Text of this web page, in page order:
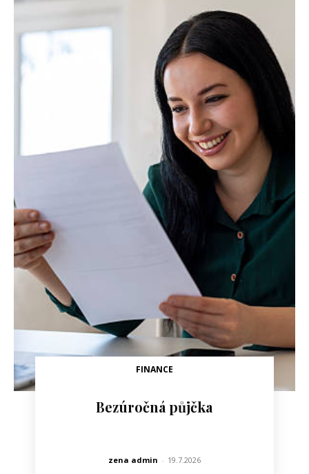
FINANCE
Bezúročná půjčka
zena admin - 19.7.2026